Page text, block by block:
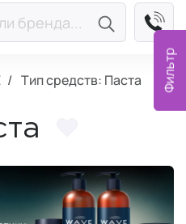
Фильтр
Тип средств: Паста